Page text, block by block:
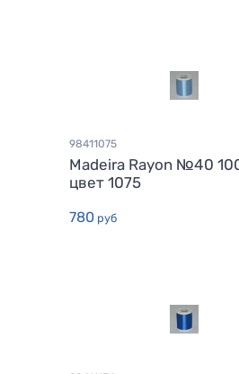
98411075
Madeira Rayon №40
цвет 1075
780 руб